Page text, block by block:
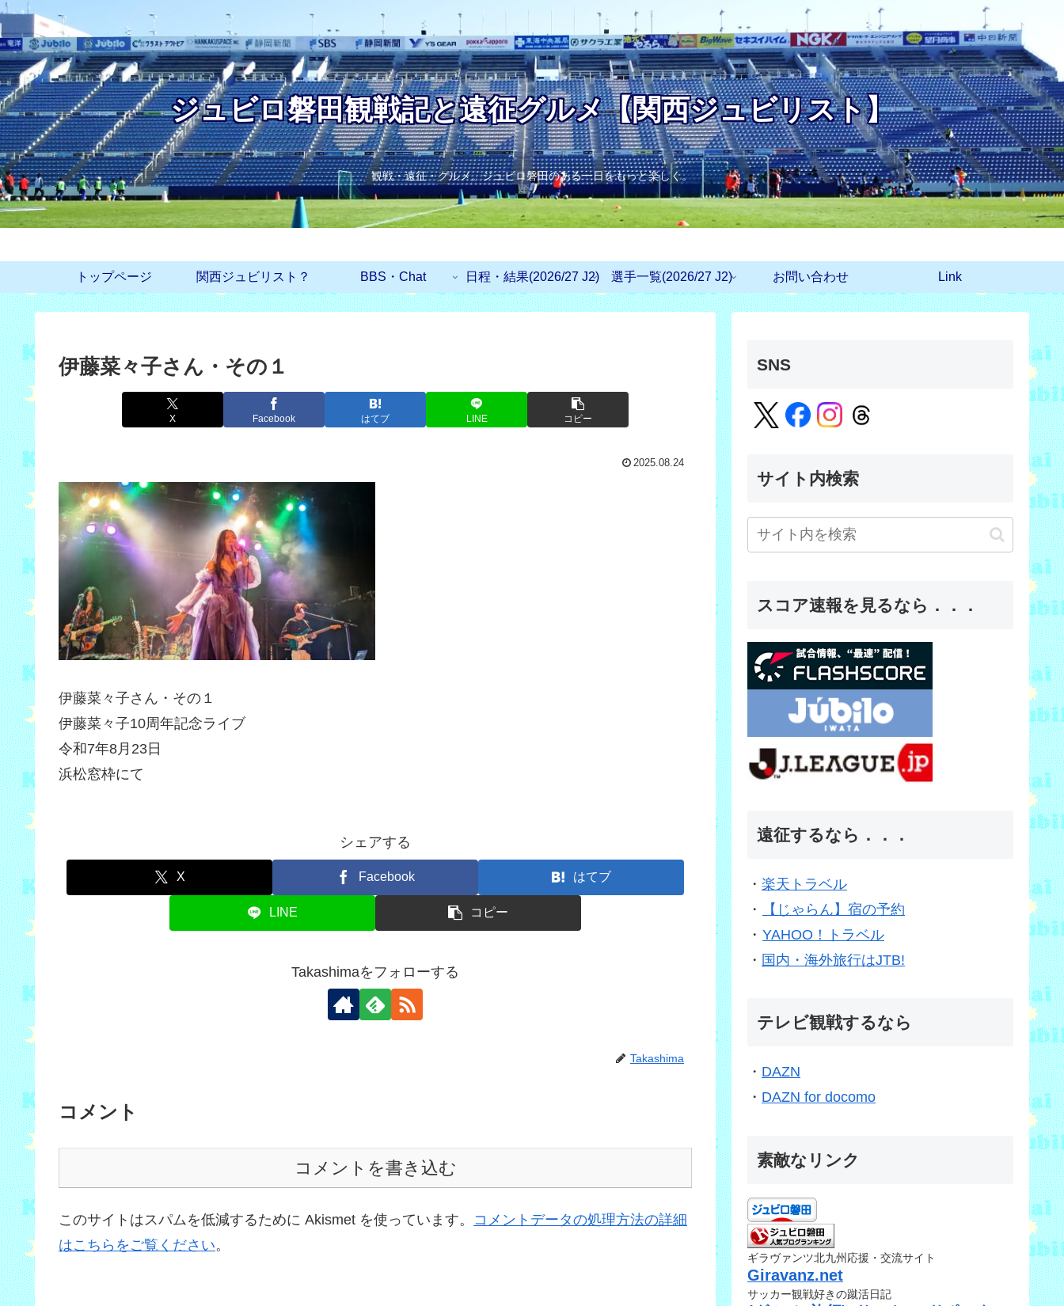
ジュビロ磐田観戦記と遠征グルメ【関西ジュビリスト】
観戦・遠征・グルメ。ジュビロ磐田のある一日をもっと楽しく。
トップページ 関西ジュビリスト？ BBS・Chat 日程・結果(2026/27 J2) 選手一覧(2026/27 J2) お問い合わせ Link
伊藤菜々子さん・その１
X Facebook はてブ LINE コピー
2025.08.24
伊藤菜々子さん・その１
伊藤菜々子10周年記念ライブ
令和7年8月23日
浜松窓枠にて
シェアする
X Facebook はてブ
LINE コピー
Takashimaをフォローする
Takashima
コメント
コメントを書き込む
このサイトはスパムを低減するために Akismet を使っています。 コメントデータの処理方法の詳細
はこちらをご覧ください。
SNS
サイト内検索
スコア速報を見るなら．．．
遠征するなら．．．
・ 楽天トラベル
・
【じゃらん】宿の予約
・ YAHOO！トラベル
・ 国内・海外旅行はJTB!
テレビ観戦するなら
・ DAZN
・ DAZN for docomo
素敵なリンク
ギラヴァンツ北九州応援・交流サイト
Giravanz.net
サッカー観戦好きの蹴活日記